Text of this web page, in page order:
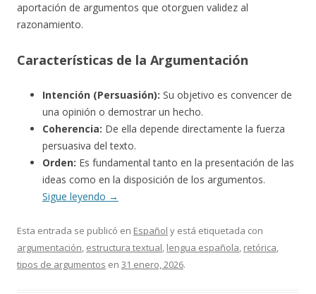
aportación de argumentos que otorguen validez al
razonamiento.
Características de la Argumentación
Intención (Persuasión): Su objetivo es convencer de
una opinión o demostrar un hecho.
Coherencia: De ella depende directamente la fuerza
persuasiva del texto.
Orden: Es fundamental tanto en la presentación de las
ideas como en la disposición de los argumentos.
Sigue leyendo →
Esta entrada se publicó en Español y está etiquetada con
argumentación, estructura textual, lengua española, retórica,
tipos de argumentos en 31 enero, 2026.